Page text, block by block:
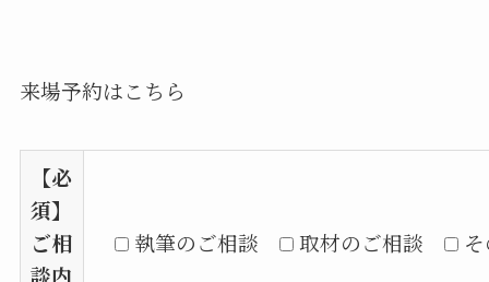
来場予約はこちら
【必
須】
ご相
談内
執筆のご相談 取材のご相談